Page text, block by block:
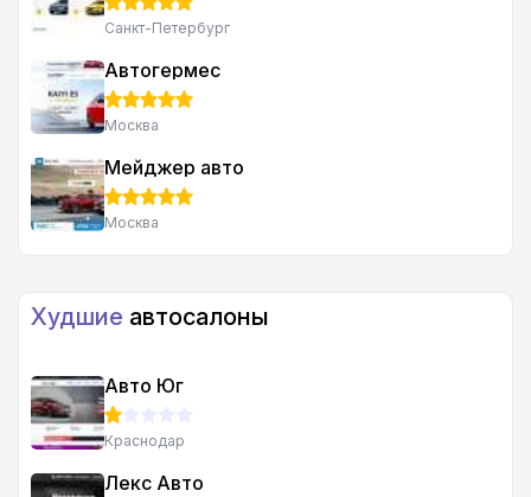
Санкт-Петербург
Автогермес
Москва
Мейджер авто
Москва
Худшие автосалоны
Авто Юг
Краснодар
Лекс Авто